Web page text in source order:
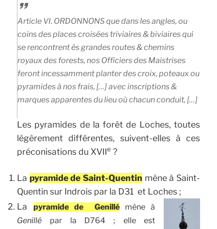
Article VI. ORDONNONS que dans les angles, ou
coins des places croisées triviaires & biviaires qui
se rencontrent és grandes routes & chemins
royaux des forests, nos Officiers des Maistrises
feront incessamment planter des croix, poteaux ou
pyramides à nos frais, […] avec inscriptions &
marques apparentes du lieu où chacun conduit, […]
Les pyramides de la forêt de Loches, toutes
légèrement différentes, suivent-elles à ces
préconisations du XVIIe ?
La pyramide de Saint-Quentin mène à Saint-
Quentin sur Indrois par la D31 et Loches ;
La pyramide de Genillémène à
Genillé par la D764 ; elle est